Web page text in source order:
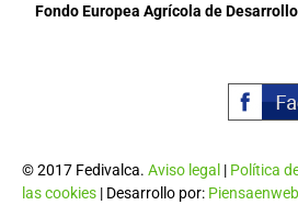
Fondo Europea Agrícola de
© 2017 Fedivalca. Aviso legal | Política
las cookies | Desarrollo por: Piensaenweb